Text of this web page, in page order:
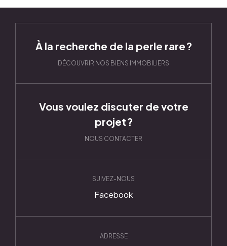
À la recherche de la perle rare ?
DÉCOUVRIR NOS BIENS IMMOBILIERS
Vous voulez discuter de votre
projet ?
NOUS CONTACTER
SUIVEZ-NOUS
Facebook
ADRESSE